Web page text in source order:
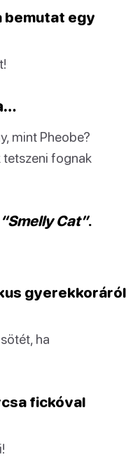
bemutat egy
mint Pheobe?
tetszeni fognak
“Smelly Cat”.
gyerekkoráról
ha
fickóval